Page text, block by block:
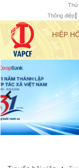
Thứ
Thông điệp
HIỆP